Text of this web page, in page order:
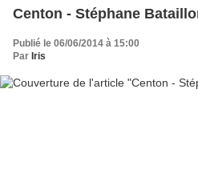
Centon - Stéphane
Publié le 06/06/2014 à 15:00
Par Iris